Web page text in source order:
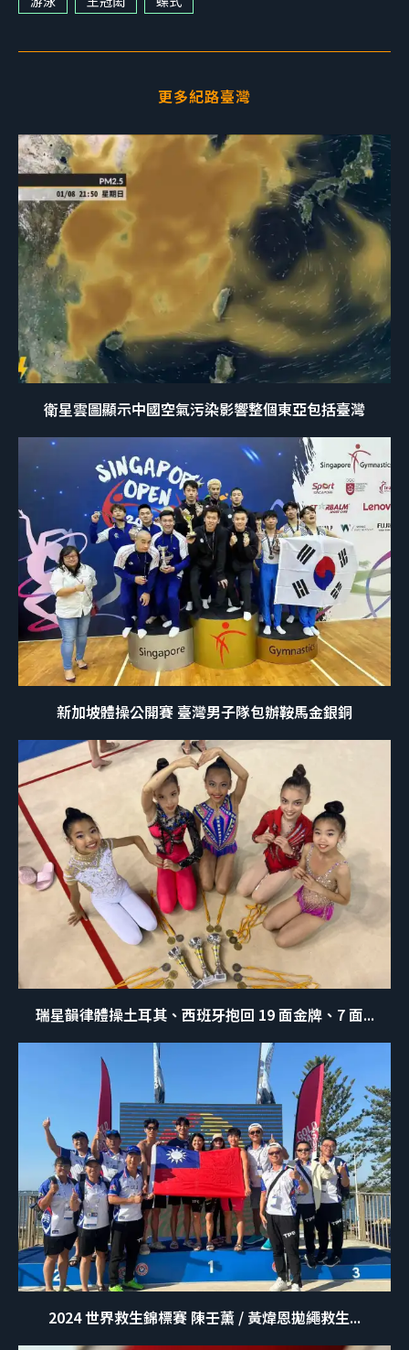
更多紀路臺灣
衛星雲圖顯示中國空氣污染影響整個東亞包括臺灣
新加坡體操公開賽 臺灣男子隊包辦鞍馬金銀銅
瑞星韻律體操土耳其、西班牙抱回 19 面金牌、7 面...
2024 世界救生錦標賽 陳壬薰 / 黃煒恩拋繩救生...